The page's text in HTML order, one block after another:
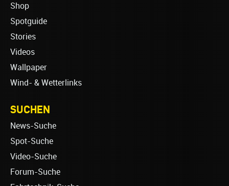
Shop
Spotguide
Stories
Videos
Wallpaper
Wind- & Wetterlinks
SUCHEN
News-Suche
Spot-Suche
Video-Suche
Forum-Suche